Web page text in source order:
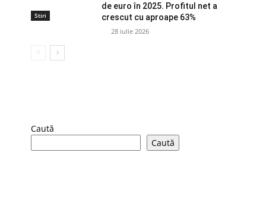
Stiri
de euro în 2025. Profitul net a
crescut cu aproape 63%
28 iulie 2026
Caută
Caută